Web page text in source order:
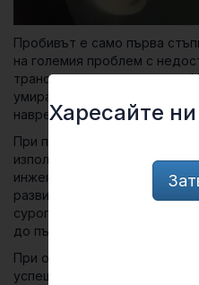
Пробивът е само първа
на големия проблем с
трансплантация в цял
умират по 22 души, защото
навреме!
При провеждането на
използвали човешки
инжектирани в свински
развитие. Така
сурогатни свине-майки,
до първия триместър.
При опитите над 150 от
успешно и в тях са се
Харесайте